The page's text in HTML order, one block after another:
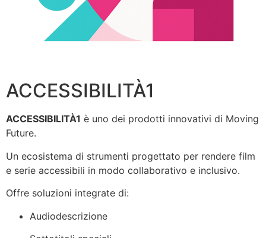
ACCESSIBILITÀ1
ACCESSIBILITÀ1 è uno dei prodotti innovativi di Moving
Future.
Un ecosistema di strumenti progettato per rendere film
e serie accessibili in modo collaborativo e inclusivo.
Offre soluzioni integrate di:
Audiodescrizione